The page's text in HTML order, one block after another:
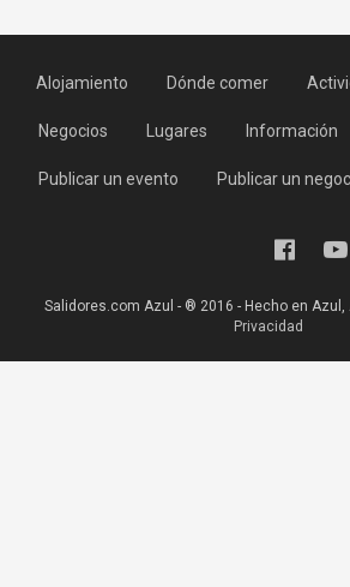
Alojamiento Dónde comer
Negocios Lugares Información
Publicar un evento Publicar un
Salidores.com Azul - ® 2016 - Hecho en Azul,
Privacidad